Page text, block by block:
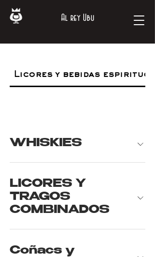
Al rey Ubu
Licores y bebidas
WHISKIES
LICORES Y
TRAGOS
COMBINADOS
Coñacs y